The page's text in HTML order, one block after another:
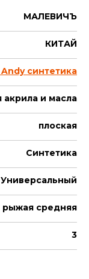
МАЛЕВИЧЪ
КИТАЙ
синтетика
акрила и масла
плоская
Синтетика
Универсальный
рыжая средняя
3